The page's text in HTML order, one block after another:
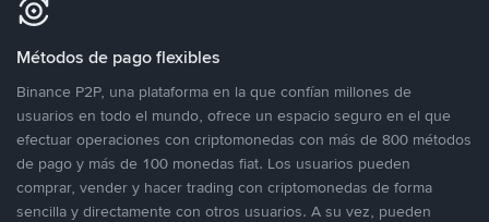
Métodos de pago flexibles
Binance P2P, una plataforma en la que confían millones de
usuarios en todo el mundo, ofrece un espacio seguro en el que
efectuar operaciones con criptomonedas con más de 800 métodos
de pago y más de 100 monedas fiat. Los usuarios pueden
comprar, vender y hacer trading con criptomonedas de forma
sencilla y directamente con otros usuarios. A su vez, pueden